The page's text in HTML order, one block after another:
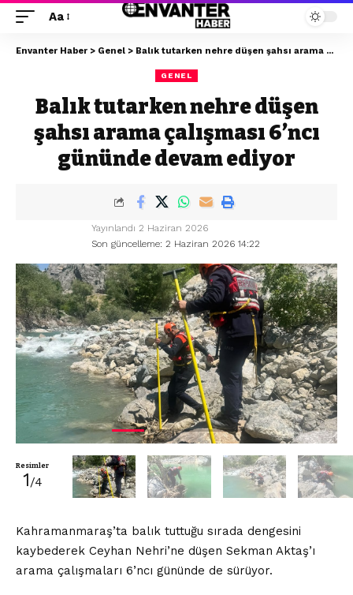
Aa
Envanter Haber > Genel > Balık tutarken nehre düşen şahsı arama çalışması 6’ncı gününde devam ediyor
GENEL
Balık tutarken nehre düşen
şahsı arama çalışması 6’ncı
gününde devam ediyor
Son güncelleme: 2 Haziran 2026 14:22
Yayınlandı 2 Haziran 2026
Resimler
1/4
Kahramanmaraş’ta balık tuttuğu sırada dengesini
kaybederek Ceyhan Nehri’ne düşen Sekman Aktaş’ı
arama çalışmaları 6’ncı gününde de sürüyor.